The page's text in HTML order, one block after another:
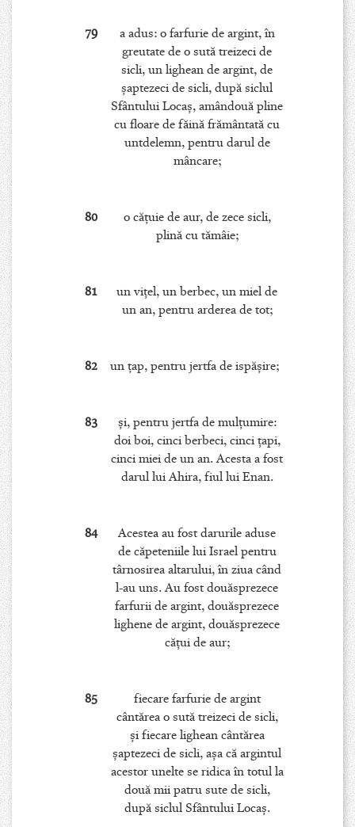
79
a adus: o farfurie de argint, în
greutate de o sută treizeci de
sicli, un lighean de argint, de
şaptezeci de sicli, după siclul
Sfântului Locaş, amândouă pline
cu floare de făină frământată cu
untdelemn, pentru darul de
mâncare;
80
o căţuie de aur, de zece sicli,
plină cu tămâie;
81
un viţel, un berbec, un miel de
un an, pentru arderea de tot;
82 un ţap, pentru jertfa de ispăşire;
83
şi, pentru jertfa de mulţumire:
doi boi, cinci berbeci, cinci ţapi,
cinci miei de un an. Acesta a fost
darul lui Ahira, fiul lui Enan.
84
Acestea au fost darurile aduse
de căpeteniile lui Israel pentru
târnosirea altarului, în ziua când
l-au uns. Au fost douăsprezece
farfurii de argint, douăsprezece
lighene de argint, douăsprezece
căţui de aur;
85
fiecare farfurie de argint
cântărea o sută treizeci de sicli,
şi fiecare lighean cântărea
şaptezeci de sicli, aşa că argintul
acestor unelte se ridica în totul la
două mii patru sute de sicli,
după siclul Sfântului Locaş.